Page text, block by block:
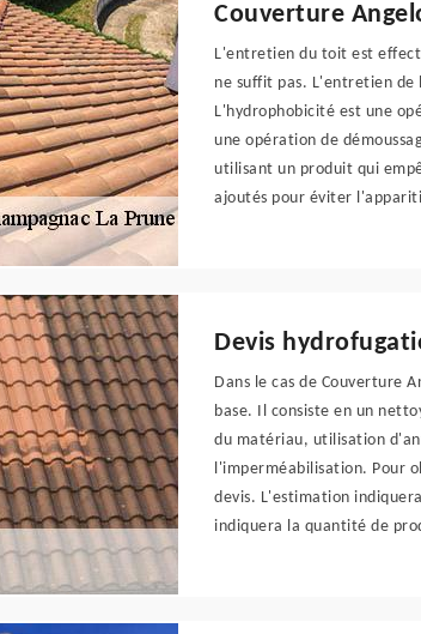
Couverture
L'entretien du toit est
ne suffit pas. L'entretien de
L'hydrophobicité est une
une opération de
utilisant un produit qui
ajoutés pour éviter
Devis
Dans le cas de Couverture
base. Il consiste en un
du matériau, utilisation
l'imperméabilisation. Pour
devis. L'estimation
indiquera la quantité de